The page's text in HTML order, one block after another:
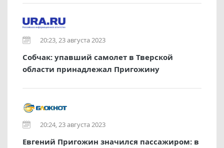
20:23, 23 августа 2023
Собчак: упавший самолет в Тверской
области принадлежал Пригожину
20:24, 23 августа 2023
Евгений Пригожин значился пассажиром: в